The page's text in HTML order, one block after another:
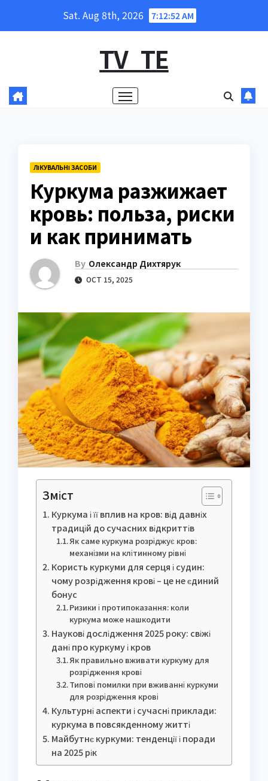
Sat. Aug 8th, 2026 7:12:53 AM
TV_TE
ЛІКУВАЛЬНІ ЗАСОБИ
Куркума разжижает
кровь: польза, риски
и как принимать
By Олександр Дихтярук
OCT 15, 2025
Зміст
Куркума і її вплив на кров: від давніх
традицій до сучасних відкриттів
Як саме куркума розріджує кров:
механізми на клітинному рівні
Користь куркуми для серця і судин:
чому розрідження крові – це не єдиний
бонус
Ризики і протипоказання: коли
куркума може нашкодити
Наукові дослідження 2025 року: свіжі
дані про куркуму і кров
Як правильно вживати куркуму для
розрідження крові
Типові помилки при вживанні куркуми
для розрідження крові
Культурні аспекти і сучасні приклади:
куркума в повсякденному житті
Майбутнє куркуми: тенденції і поради
на 2025 рік